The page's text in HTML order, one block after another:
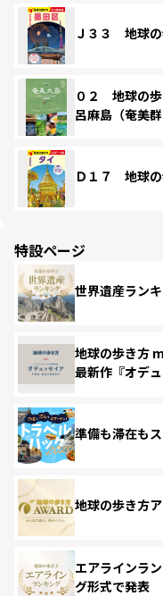
Ｊ３３ 地球
０２ 地球の
呂麻島（奄美
Ｄ１７ 地球
特設ページ
世界遺産ラン
地球の歩き方
最新作『オデュ
準備も滞在も
地球の歩き方
エアラインラ
グ形式で発表